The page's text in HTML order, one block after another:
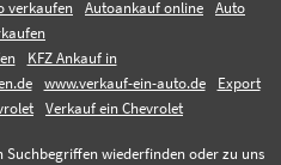
verkaufen Autoankauf online
Auto
KFZ Ankauf in
www.verkauf-ein-auto.de
Export
Verkauf ein Chevrolet
Suchbegriffen wiederfinden oder zu uns